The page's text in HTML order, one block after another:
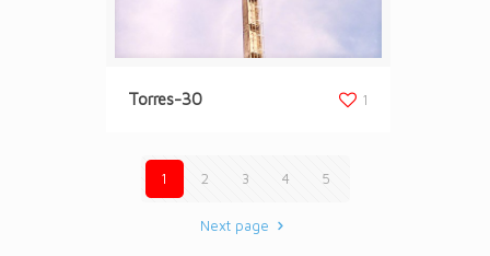
Torres-30 1
1 2 3 4 5
Next page